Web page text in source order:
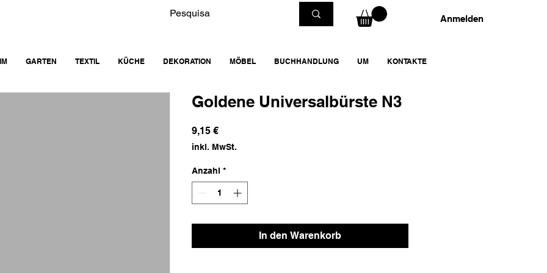
GARTEN TEXTIL KÜCHE DEKORATION MÖBEL BUCHHANDLUNG UM KONTAKTE
Anmelden
Goldene Universalbürste N3
9,15 €Preis
inkl. MwSt.
Anzahl *
In den Warenkorb